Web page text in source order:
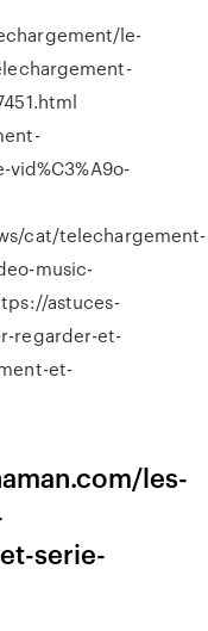
le-
vid%C3%A9o-
cat/telechargement-
music-
astuces-
regarder-et-
et-
les-
serie-